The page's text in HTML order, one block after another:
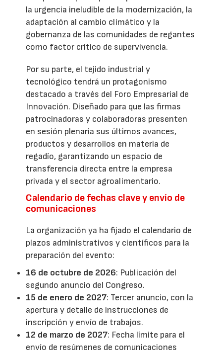
la urgencia ineludible de la modernización, la
adaptación al cambio climático y la
gobernanza de las comunidades de regantes
como factor crítico de supervivencia.
Por su parte, el tejido industrial y
tecnológico tendrá un protagonismo
destacado a través del Foro Empresarial de
Innovación. Diseñado para que las firmas
patrocinadoras y colaboradoras presenten
en sesión plenaria sus últimos avances,
productos y desarrollos en materia de
regadío, garantizando un espacio de
transferencia directa entre la empresa
privada y el sector agroalimentario.
Calendario de fechas clave y envío de
comunicaciones
La organización ya ha fijado el calendario de
plazos administrativos y científicos para la
preparación del evento:
16 de octubre de 2026: Publicación del
segundo anuncio del Congreso.
15 de enero de 2027: Tercer anuncio, con la
apertura y detalle de instrucciones de
inscripción y envío de trabajos.
12 de marzo de 2027: Fecha límite para el
envío de resúmenes de comunicaciones